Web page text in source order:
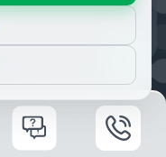
права защищены